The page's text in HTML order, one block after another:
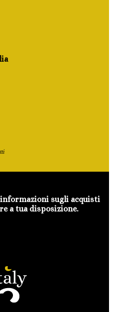
sugli acquisti
a tua disposizione.